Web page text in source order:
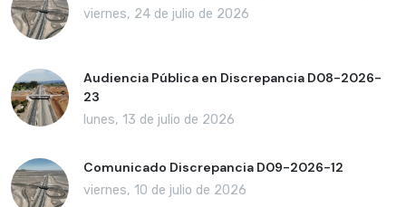
viernes, 24 de julio de 2026
Audiencia Pública en Discrepancia D08-2026-
23
lunes, 13 de julio de 2026
Comunicado Discrepancia D09-2026-12
viernes, 10 de julio de 2026